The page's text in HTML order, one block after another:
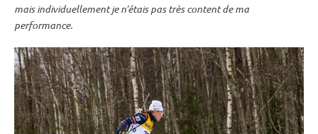
mais individuellement je n’étais pas très content de ma
performance.